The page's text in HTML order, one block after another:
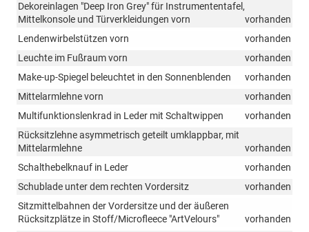
Dekoreinlagen "Deep Iron Grey" für Instrumententafel,
Mittelkonsole und Türverkleidungen vorn
vorhanden
Lendenwirbelstützen vorn
vorhanden
Leuchte im Fußraum vorn
vorhanden
Make-up-Spiegel beleuchtet in den Sonnenblenden
vorhanden
Mittelarmlehne vorn
vorhanden
Multifunktionslenkrad in Leder mit Schaltwippen
vorhanden
Rücksitzlehne asymmetrisch geteilt umklappbar, mit
Mittelarmlehne
vorhanden
Schalthebelknauf in Leder
vorhanden
Schublade unter dem rechten Vordersitz
vorhanden
Sitzmittelbahnen der Vordersitze und der äußeren
Rücksitzplätze in Stoff/Microfleece "ArtVelours"
vorhanden